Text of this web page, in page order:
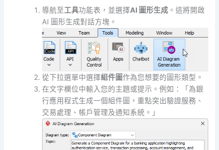
導航至工具功能表，並選擇AI 圖形生成 。這將開啟
AI 圖形生成對話方塊。
從下拉選單中選擇組件圖作為您想要的圖形類型。
在文字欄位中輸入您的主題或提示。例如：「為銀
行應用程式生成一個組件圖，重點突出驗證服務、
交易處理、帳戶管理及通知系統。」